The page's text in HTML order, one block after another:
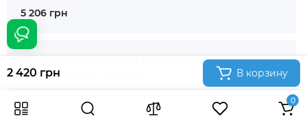
0
5 206 грн
АРГЕНТУМ НИТРИКУМ ● ARGENTUM NITRICUM Q 17
раствор 15 мл - Гуджонс
2 420 грн В корзину